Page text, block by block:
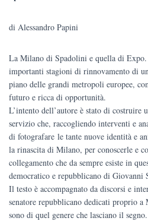
di Alessandro Papini
La Milano di Spadolini e quella di
importanti stagioni di rinnovamento di
piano delle grandi metropoli europee,
futuro e ricca di opportunità.
L’intento dell’autore è stato di costruire
servizio che, raccogliendo interventi e
di fotografare le tante nuove identità e
la rinascita di Milano, per conoscerle e
collegamento che da sempre esiste in
democratico e repubblicano di Giovanni
Il testo è accompagnato da discorsi e
senatore repubblicano dedicati proprio
sono di quel genere che lasciano il